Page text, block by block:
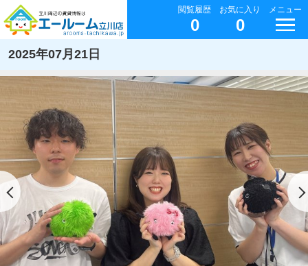
閲覧履歴
0
お気に入り
0
メニュー
2025年07月21日